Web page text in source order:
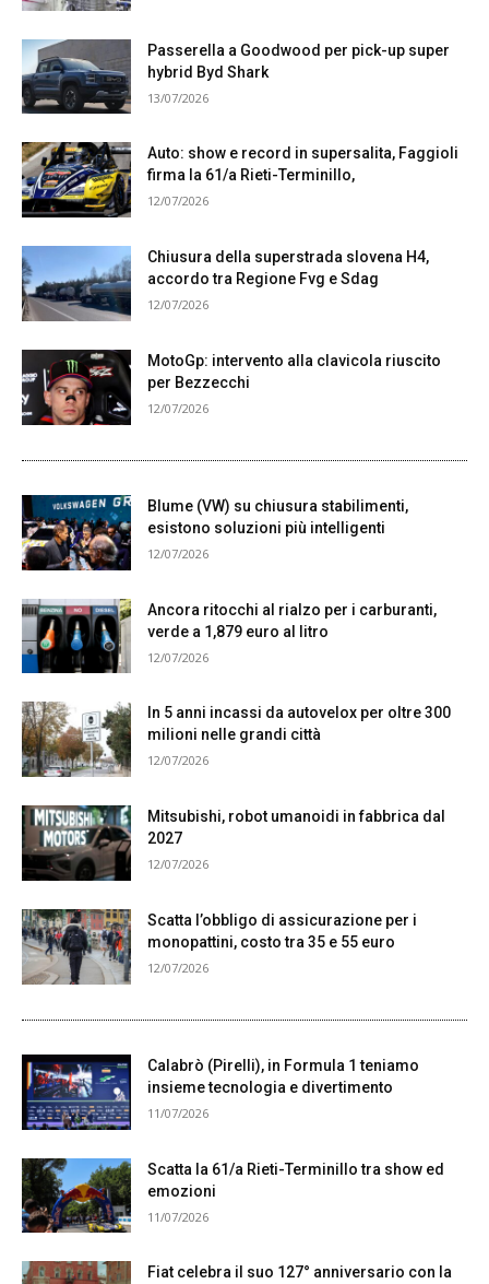
Passerella a Goodwood per pick-up super
hybrid Byd Shark
13/07/2026
Auto: show e record in supersalita, Faggioli
firma la 61/a Rieti-Terminillo,
12/07/2026
Chiusura della superstrada slovena H4,
accordo tra Regione Fvg e Sdag
12/07/2026
MotoGp: intervento alla clavicola riuscito
per Bezzecchi
12/07/2026
Blume (VW) su chiusura stabilimenti,
esistono soluzioni più intelligenti
12/07/2026
Ancora ritocchi al rialzo per i carburanti,
verde a 1,879 euro al litro
12/07/2026
In 5 anni incassi da autovelox per oltre 300
milioni nelle grandi città
12/07/2026
Mitsubishi, robot umanoidi in fabbrica dal
2027
12/07/2026
Scatta l’obbligo di assicurazione per i
monopattini, costo tra 35 e 55 euro
12/07/2026
Calabrò (Pirelli), in Formula 1 teniamo
insieme tecnologia e divertimento
11/07/2026
Scatta la 61/a Rieti-Terminillo tra show ed
emozioni
11/07/2026
Fiat celebra il suo 127° anniversario con la